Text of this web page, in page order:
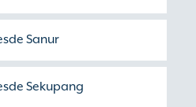
Sanur
Sekupang